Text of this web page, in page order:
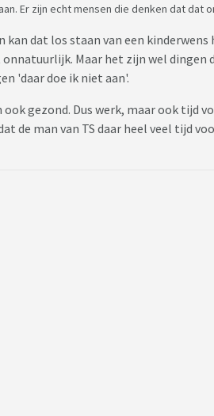
Er zijn echt mensen die denken dat dat
dat los staan van een kinderwens
Maar het zijn wel dingen
'daar doe ik niet aan'.
gezond. Dus werk, maar ook tijd
de man van TS daar heel veel tijd